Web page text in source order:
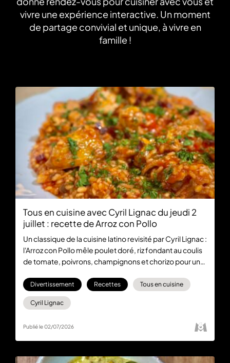
vivre une expérience interactive. Un moment
de partage convivial et unique, à vivre en
famille !
Tous en cuisine avec Cyril Lignac du jeudi 2
juillet : recette de Arroz con Pollo
Un classique de la cuisine latino revisité par Cyril Lignac :
l'Arroz con Pollo mêle poulet doré, riz fondant au coulis
de tomate, poivrons, champignons et chorizo pour un
dans Tous en Cuisine spéciale Coupe du monde, tous
les jours du lundi au vendredi à 18:30 sur M6 et en
streaming sur M6+
Divertissement Recettes Tous en cuisine
Cyril Lignac
Publié le 02/07/2026